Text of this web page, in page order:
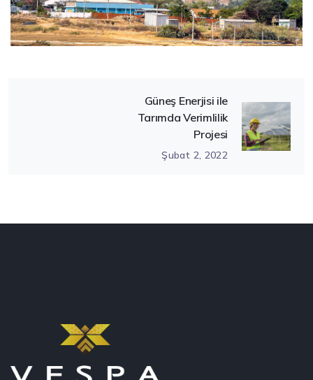
Güneş Enerjisi ile
Tarımda Verimlilik
Projesi
Şubat 2, 2022